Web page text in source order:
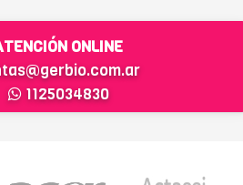
ONLINE
1125034830